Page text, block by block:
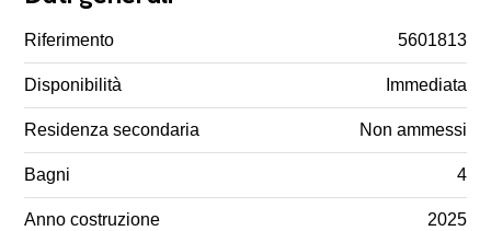
Riferimento 5601813
Disponibilità Immediata
Residenza secondaria Non ammessi
Bagni 4
Anno costruzione 2025